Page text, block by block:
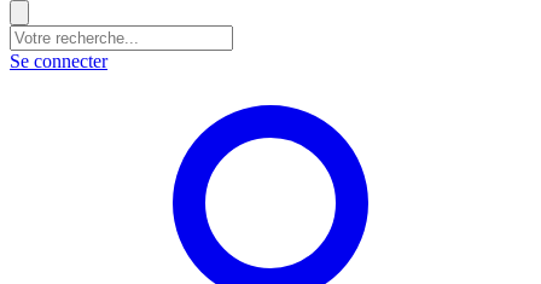
Se connecter